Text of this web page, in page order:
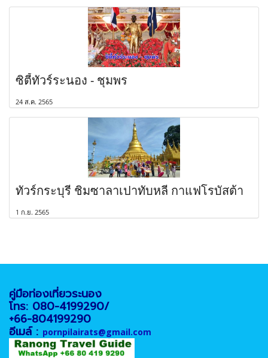
ซิตี้ทัวร์ระนอง - ชุมพร
24 ส.ค. 2565
ทัวร์กระบุรี ชิมซาลาเปาทับหลี กาแฟโรบัสต้า
1 ก.ย. 2565
คู่มือท่องเที่ยวระนอง
โทร: 080-4199290/
+66-804199290
อีเมล์ : pornpilairats@gmail.com